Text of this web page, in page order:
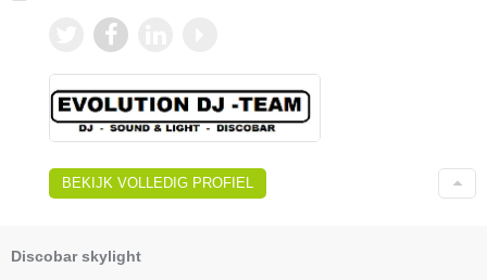
BEKIJK VOLLEDIG PROFIEL
Discobar skylight